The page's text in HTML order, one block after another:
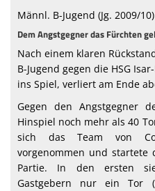
Männl. B-Jugend (Jg. 2009/10)
Dem Angstgegner das Fürchten
Nach einem klaren
B-Jugend gegen die HSG
ins Spiel, verliert am Ende
Gegen den Angstgegner
Hinspiel noch mehr als 40
sich das Team von
vorgenommen und startete
Partie. In den ersten
Gastgebern nur ein Tor